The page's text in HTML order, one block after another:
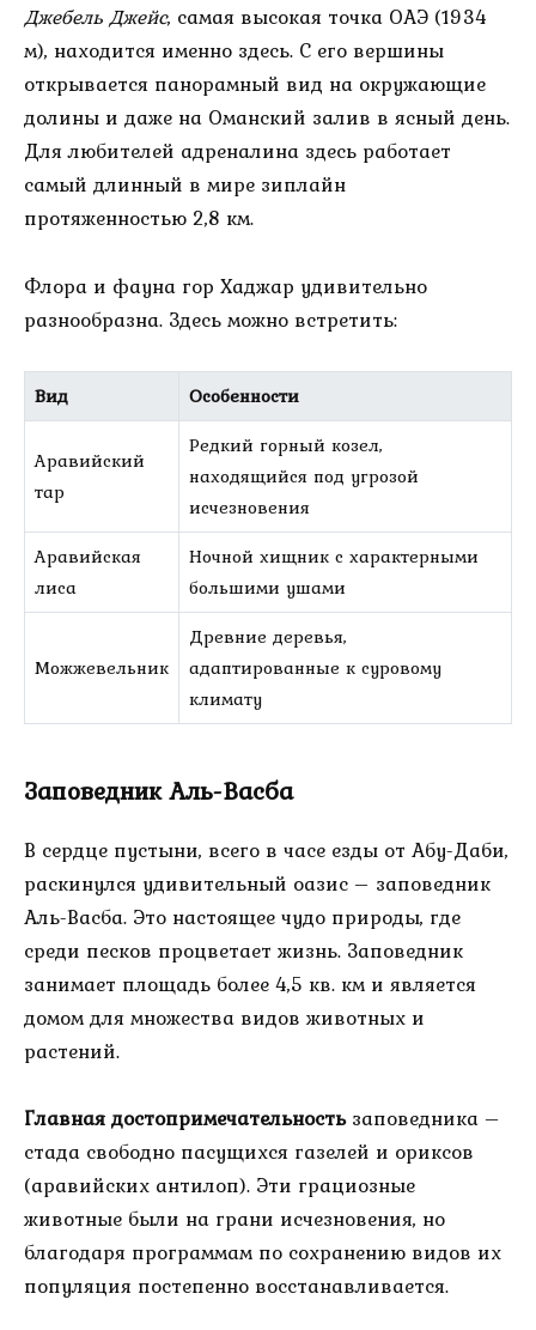
Джебель Джейс, самая высокая точка ОАЭ (1934
м), находится именно здесь. С его вершины
открывается панорамный вид на окружающие
долины и даже на Оманский залив в ясный день.
Для любителей адреналина здесь работает
самый длинный в мире зиплайн
протяженностью 2,8 км.
Флора и фауна гор Хаджар удивительно
разнообразна. Здесь можно встретить:
Вид Особенности
Аравийский
тар
Редкий горный козел,
находящийся под угрозой
исчезновения
Аравийская
лиса
Ночной хищник с характерными
большими ушами
Можжевельник
Древние деревья,
адаптированные к суровому
климату
Заповедник Аль-Васба
В сердце пустыни, всего в часе езды от Абу-Даби,
раскинулся удивительный оазис – заповедник
Аль-Васба. Это настоящее чудо природы, где
среди песков процветает жизнь. Заповедник
занимает площадь более 4,5 кв. км и является
домом для множества видов животных и
растений.
Главная достопримечательностьзаповедника –
стада свободно пасущихся газелей и ориксов
(аравийских антилоп). Эти грациозные
животные были на грани исчезновения, но
благодаря программам по сохранению видов их
популяция постепенно восстанавливается.